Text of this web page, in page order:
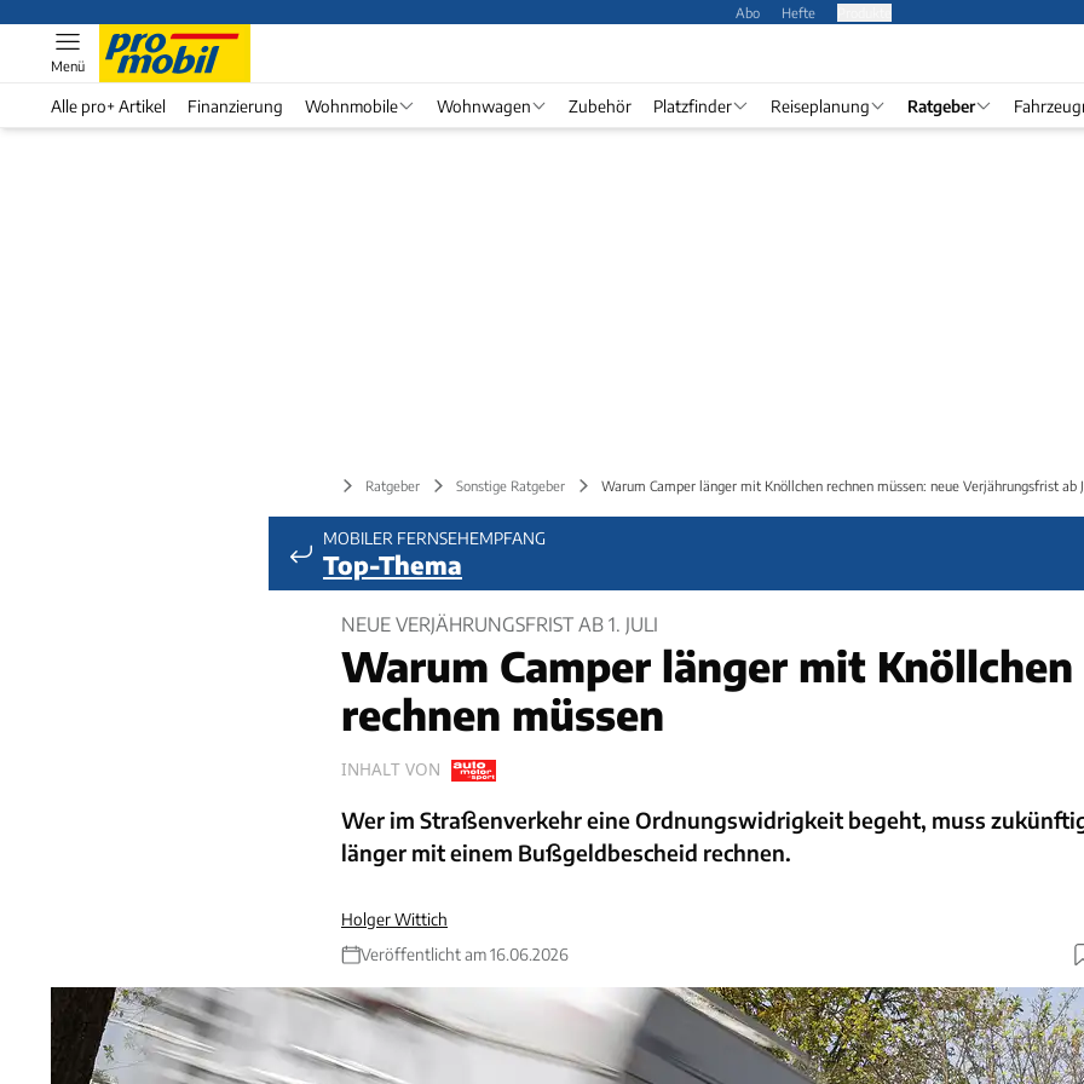
Abo Hefte
Menü
Alle pro+ Artikel Finanzierung Wohnmobile Wohnwagen Zubehör Platzfinder Reiseplanung Ratgeber
Ratgeber Sonstige Ratgeber Warum Camper länger mit Knöllchen rechnen müssen: neue Verjährungsfrist ab
MOBILER FERNSEHEMPFANG
Top-Thema
NEUE VERJÄHRUNGSFRIST AB 1. JULI
Warum Camper länger mit Knöllchen
rechnen müssen
INHALT VON
Wer im Straßenverkehr eine Ordnungswidrigkeit begeht, muss
länger mit einem Bußgeldbescheid rechnen.
Holger Wittich
Veröffentlicht am 16.06.2026